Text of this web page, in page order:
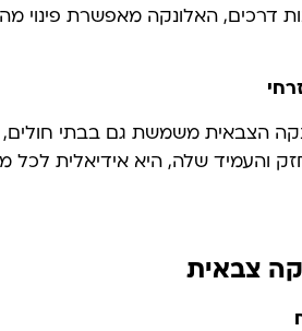
דרכים, האלונקה מאפשרת פינוי
הצבאית משמשת גם בבתי חולים,
והעמיד שלה, היא אידיאלית לכל
צבאית